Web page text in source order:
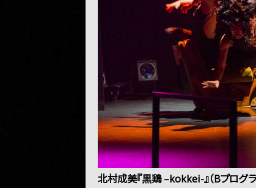
北村成美『黒鶏 –kokkei-』（Bプログラ